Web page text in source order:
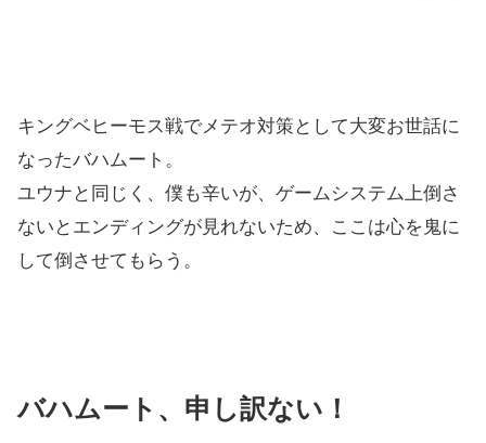
キングベヒーモス戦でメテオ対策として大変お世話に
なったバハムート。
ユウナと同じく、僕も辛いが、ゲームシステム上倒さ
ないとエンディングが見れないため、ここは心を鬼に
して倒させてもらう。
バハムート、申し訳ない！